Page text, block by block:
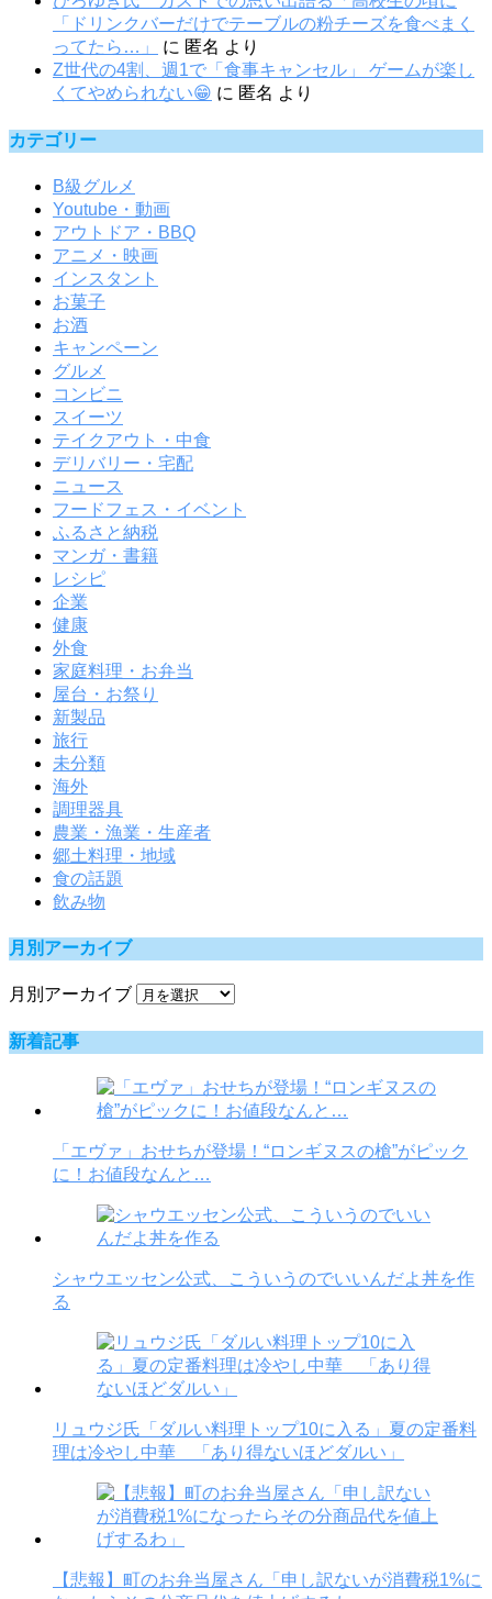
「ドリンクバーだけでテーブルの粉チーズを食べまく
ってたら…」
に 匿名 より
Z世代の4割、週1で「食事キャンセル」 ゲームが楽し
くてやめられない😁 に 匿名 より
カテゴリー
B級グルメ
Youtube・動画
アウトドア・BBQ
アニメ・映画
インスタント
お菓子
お酒
キャンペーン
グルメ
コンビニ
スイーツ
テイクアウト・中食
デリバリー・宅配
ニュース
フードフェス・イベント
ふるさと納税
マンガ・書籍
レシピ
企業
健康
外食
家庭料理・お弁当
屋台・お祭り
新製品
旅行
未分類
海外
調理器具
農業・漁業・生産者
郷土料理・地域
食の話題
飲み物
月別アーカイブ
月別アーカイブ
新着記事
「エヴァ」おせちが登場！“ロンギヌスの槍”がピック
に！お値段なんと…
シャウエッセン公式、こういうのでいいんだよ丼を作
る
リュウジ氏「ダルい料理トップ10に入る」夏の定番料
理は冷やし中華 「あり得ないほどダルい」
【悲報】町のお弁当屋さん「申し訳ないが消費税1%に